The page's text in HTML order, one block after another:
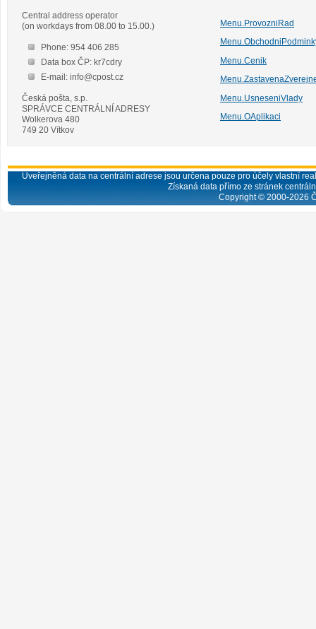
Central address operator
(on workdays from 08.00 to 15.00.)
Phone: 954 406 285
Data box ČP: kr7cdry
E-mail: info@cpost.cz
Česká pošta, s.p.
SPRÁVCE CENTRÁLNÍ ADRESY
Wolkerova 480
749 20 Vítkov
Menu.ProvozniRad
Menu.Cenik
Menu.UsneseniVlady
Menu.OAplikaci
Uveřejněná data na centrální adrese jsou určena pouze pro účely vlastní
Získaná data přímo ze stránek
Copyright © 2000-2026